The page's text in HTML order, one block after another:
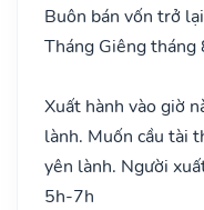
Buôn bán vốn trở
Tháng Giêng tháng
Xuất hành vào giờ
lành. Muốn cầu tài
yên lành. Người
5h-7h